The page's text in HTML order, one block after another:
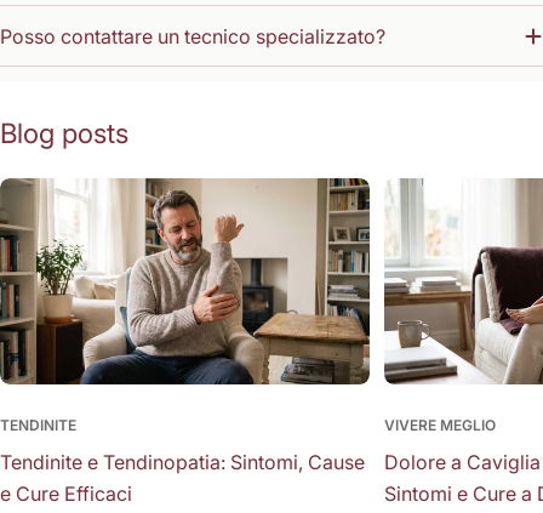
Posso contattare un tecnico specializzato?
Blog posts
TENDINITE
Tendinite e Tendinopatia: Sintomi, Cause
e Cure Efficaci
VIVERE MEGLIO
Dolore a
Sintomi e Cure a